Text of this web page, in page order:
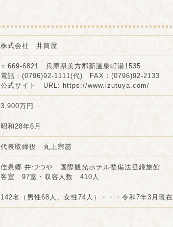
株式会社 井筒屋
〒669-6821 兵庫県美方郡新温泉町湯1535
電話：(0796)92-1111(代) FAX：(0796)92-2133
公式サイト URL: https://www.izutuya.com/
3,900万円
昭和28年6月
代表取締役 丸上宗慈
佳泉郷 井づつや 国際観光ホテル整備法登録旅館
客室 97室・収容人数 410人
142名（男性68人、女性74人）・・・令和7年3月現在